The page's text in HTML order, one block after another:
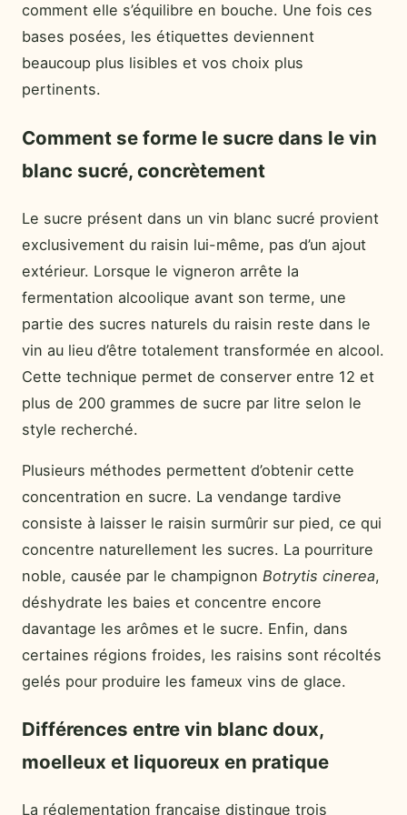
comment elle s’équilibre en bouche. Une fois ces
bases posées, les étiquettes deviennent
beaucoup plus lisibles et vos choix plus
pertinents.
Comment se forme le sucre dans le vin
blanc sucré, concrètement
Le sucre présent dans un vin blanc sucré provient
exclusivement du raisin lui-même, pas d’un ajout
extérieur. Lorsque le vigneron arrête la
fermentation alcoolique avant son terme, une
partie des sucres naturels du raisin reste dans le
vin au lieu d’être totalement transformée en alcool.
Cette technique permet de conserver entre 12 et
plus de 200 grammes de sucre par litre selon le
style recherché.
Plusieurs méthodes permettent d’obtenir cette
concentration en sucre. La vendange tardive
consiste à laisser le raisin surmûrir sur pied, ce qui
concentre naturellement les sucres. La pourriture
noble, causée par le champignon Botrytis cinerea,
déshydrate les baies et concentre encore
davantage les arômes et le sucre. Enfin, dans
certaines régions froides, les raisins sont récoltés
gelés pour produire les fameux vins de glace.
Différences entre vin blanc doux,
moelleux et liquoreux en pratique
La réglementation française distingue trois